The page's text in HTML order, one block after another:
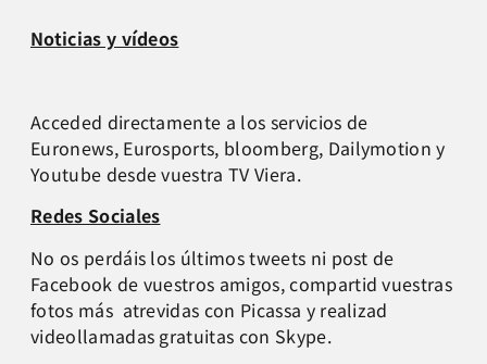
Noticias y vídeos
Acceded directamente a los servicios de
Euronews, Eurosports, bloomberg, Dailymotion y
Youtube desde vuestra TV Viera.
Redes Sociales
No os perdáis los últimos tweets ni post de
Facebook de vuestros amigos, compartid vuestras
fotos más atrevidas con Picassa y realizad
videollamadas gratuitas con Skype.